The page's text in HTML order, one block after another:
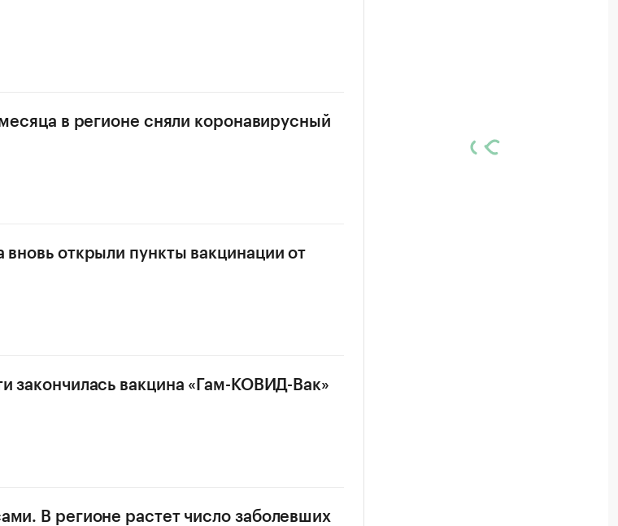
в регионе сняли коронавирусный
открыли пункты вакцинации от
закончилась вакцина «Гам-КОВИД-Вак»
В регионе растет число заболевших